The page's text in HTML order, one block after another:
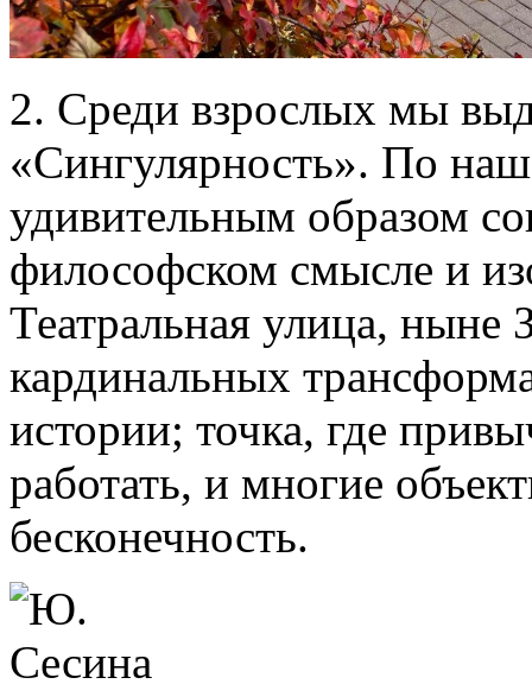
2. Среди взрослых мы
«Сингулярность». По
удивительным образом
философском смысле и
Театральная улица, ныне
кардинальных
истории; точка, где
работать, и многие
бесконечность.